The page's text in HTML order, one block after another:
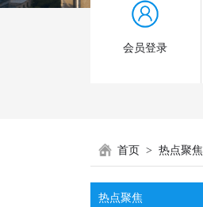
会员登录
首页 > 热点聚焦
热点聚焦